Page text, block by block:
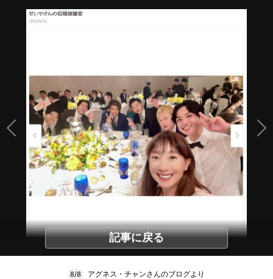
記事に戻る
8/8 アグネス・チャンさんのブログより